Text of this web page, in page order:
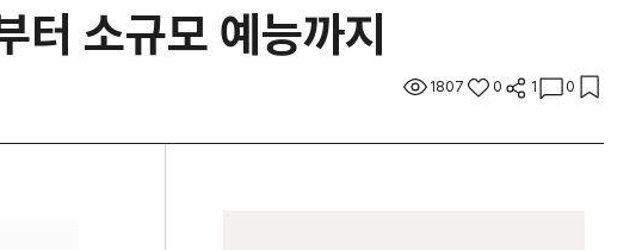
터 소규모 예능까지
1807 0 1 0